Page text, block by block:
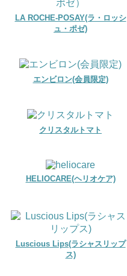
LA ROCHE-POSAY(ラ・ロッシ
ュ・ポゼ)
エンビロン(会員限定)
クリスタルトマト
HELIOCARE(ヘリオケア)
Luscious Lips(ラシャスリップ
ス)